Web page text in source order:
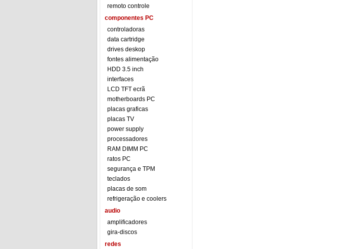
remoto controle
componentes PC
controladoras
data cartridge
drives deskop
fontes alimentação
HDD 3.5 inch
interfaces
LCD TFT ecrã
motherboards PC
placas graficas
placas TV
power supply
processadores
RAM DIMM PC
ratos PC
segurança e TPM
teclados
placas de som
refrigeração e coolers
audio
amplificadores
gira-discos
redes